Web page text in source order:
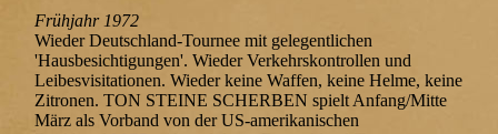
Frühjahr 1972
Wieder Deutschland-Tournee mit gelegentlichen
'Hausbesichtigungen'. Wieder Verkehrskontrollen und
Leibesvisitationen. Wieder keine Waffen, keine Helme, keine
Zitronen. TON STEINE SCHERBEN spielt Anfang/Mitte
März als Vorband von der US-amerikanischen